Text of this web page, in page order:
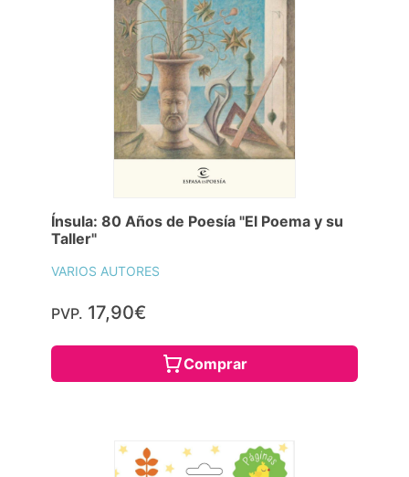
Ínsula: 80 Años de Poesía "El Poema y su
Taller"
VARIOS AUTORES
PVP. 17,90€
Comprar